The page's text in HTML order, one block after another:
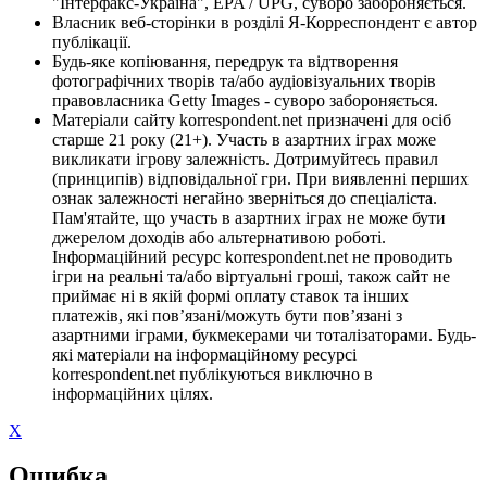
Власник веб-сторінки в розділі Я-Корреспондент є автор
публікації.
Будь-яке копіювання, передрук та відтворення
фотографічних творів та/або аудіовізуальних творів
правовласника Getty Images - суворо забороняється.
Матеріали сайту korrespondent.net призначені для осіб
старше 21 року (21+). Участь в азартних іграх може
викликати ігрову залежність. Дотримуйтесь правил
(принципів) відповідальної гри. При виявленні перших
ознак залежності негайно зверніться до спеціаліста.
Пам'ятайте, що участь в азартних іграх не може бути
джерелом доходів або альтернативою роботі.
Інформаційний ресурс korrespondent.net не проводить
ігри на реальні та/або віртуальні гроші, також сайт не
приймає ні в якій формі оплату ставок та інших
платежів, які пов’язані/можуть бути пов’язані з
азартними іграми, букмекерами чи тоталізаторами. Будь-
які матеріали на інформаційному ресурсі
korrespondent.net публікуються виключно в
інформаційних цілях.
X